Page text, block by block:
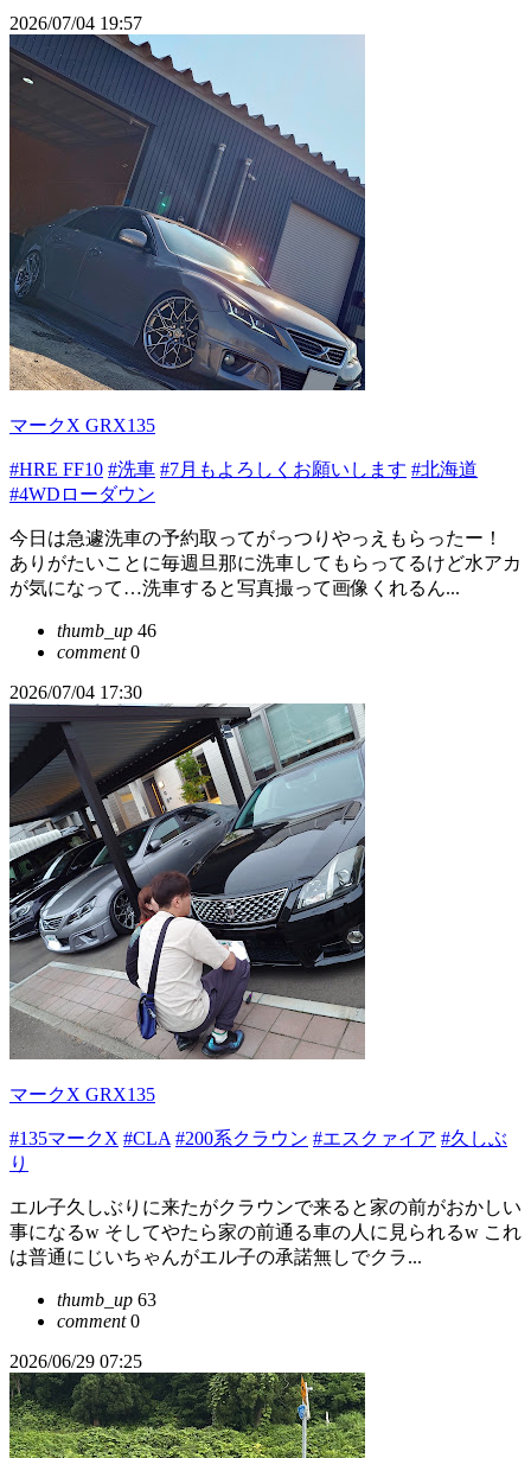
2026/07/04 19:57
マークX GRX135
#HRE FF10 #洗車 #7月もよろしくお願いします #北海道
#4WDローダウン
今日は急遽洗車の予約取ってがっつりやっえもらったー！
ありがたいことに毎週旦那に洗車してもらってるけど水アカ
が気になって…洗車すると写真撮って画像くれるん...
thumb_up 46
comment0
2026/07/04 17:30
マークX GRX135
#135マークX #CLA #200系クラウン #エスクァイア #久しぶ
り
エル子久しぶりに来たがクラウンで来ると家の前がおかしい
事になるw そしてやたら家の前通る車の人に見られるw これ
は普通にじいちゃんがエル子の承諾無しでクラ...
thumb_up 63
comment0
2026/06/29 07:25